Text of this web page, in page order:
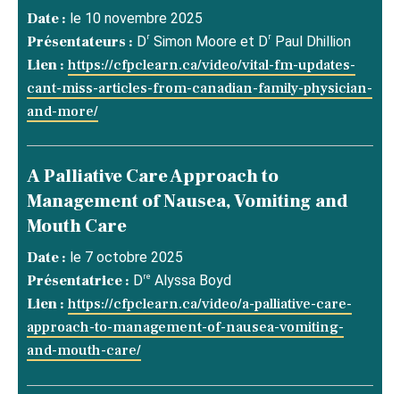
Date : le 10 novembre 2025
Présentateurs : Dr Simon Moore et Dr Paul Dhillion
Lien : https://cfpclearn.ca/video/vital-fm-updates-
cant-miss-articles-from-canadian-family-physician-
and-more/
A Palliative Care Approach to
Management of Nausea, Vomiting and
Mouth Care
Date : le 7 octobre 2025
Présentatrice : Dre Alyssa Boyd
Lien : https://cfpclearn.ca/video/a-palliative-care-
approach-to-management-of-nausea-vomiting-
and-mouth-care/